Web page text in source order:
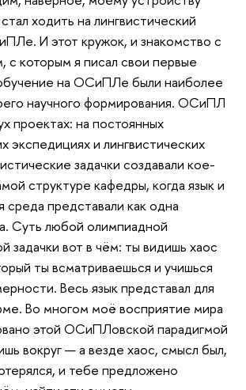
ходить на лингвистический
И этот кружок, и знакомство с
с которым я писал свои первые
на ОСиПЛе были наиболее
научного формирования. ОСиПЛ
проектах: на постоянных
экспедициях и лингвистических
задачки создавали кое-
структуре кафедры, когда язык и
среда представали как одна
Суть любой олимпиадной
задачки вот в чём: ты видишь хаос
ты всматриваешься и учишься
Весь язык представал для
Во многом моё восприятие мира
этой ОСиПЛовской парадигмой
вокруг — а везде хаос, смысл был,
и тебе предложено